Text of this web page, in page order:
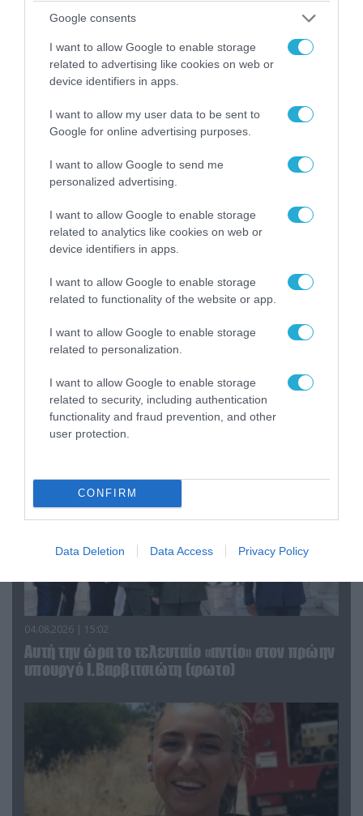
Google consents
I want to allow Google to enable storage
related to advertising like cookies on web or
device identifiers in apps.
I want to allow my user data to be sent to
Google for online advertising purposes.
I want to allow Google to send me
personalized advertising.
I want to allow Google to enable storage
related to analytics like cookies on web or
device identifiers in apps.
I want to allow Google to enable storage
related to functionality of the website or app.
I want to allow Google to enable storage
related to personalization.
I want to allow Google to enable storage
related to security, including authentication
functionality and fraud prevention, and other
user protection.
CONFIRM
Data Deletion Data Access Privacy Policy
06.08.2026 | 14:02
«Επιχείρηση ελεύθερα πεζοδρόμια» στην
Αθήνα: Απομακρύνθηκαν παράνομα
αντικείμενα από κοινόχρηστους χώρους
06.08.2026 | 09:03
«Οι εντελώς αθώοι»: Η ανάρτηση του Αρκά για
τα ζώα που χάθηκαν στις πυρκαγιές της
Αττικής (φωτο)
04.08.2026 | 15:02
Αυτή την ώρα το τελευταίο «αντίο» στον πρώην
υπουργό Ι.Βαρβιτσιώτη (φωτο)